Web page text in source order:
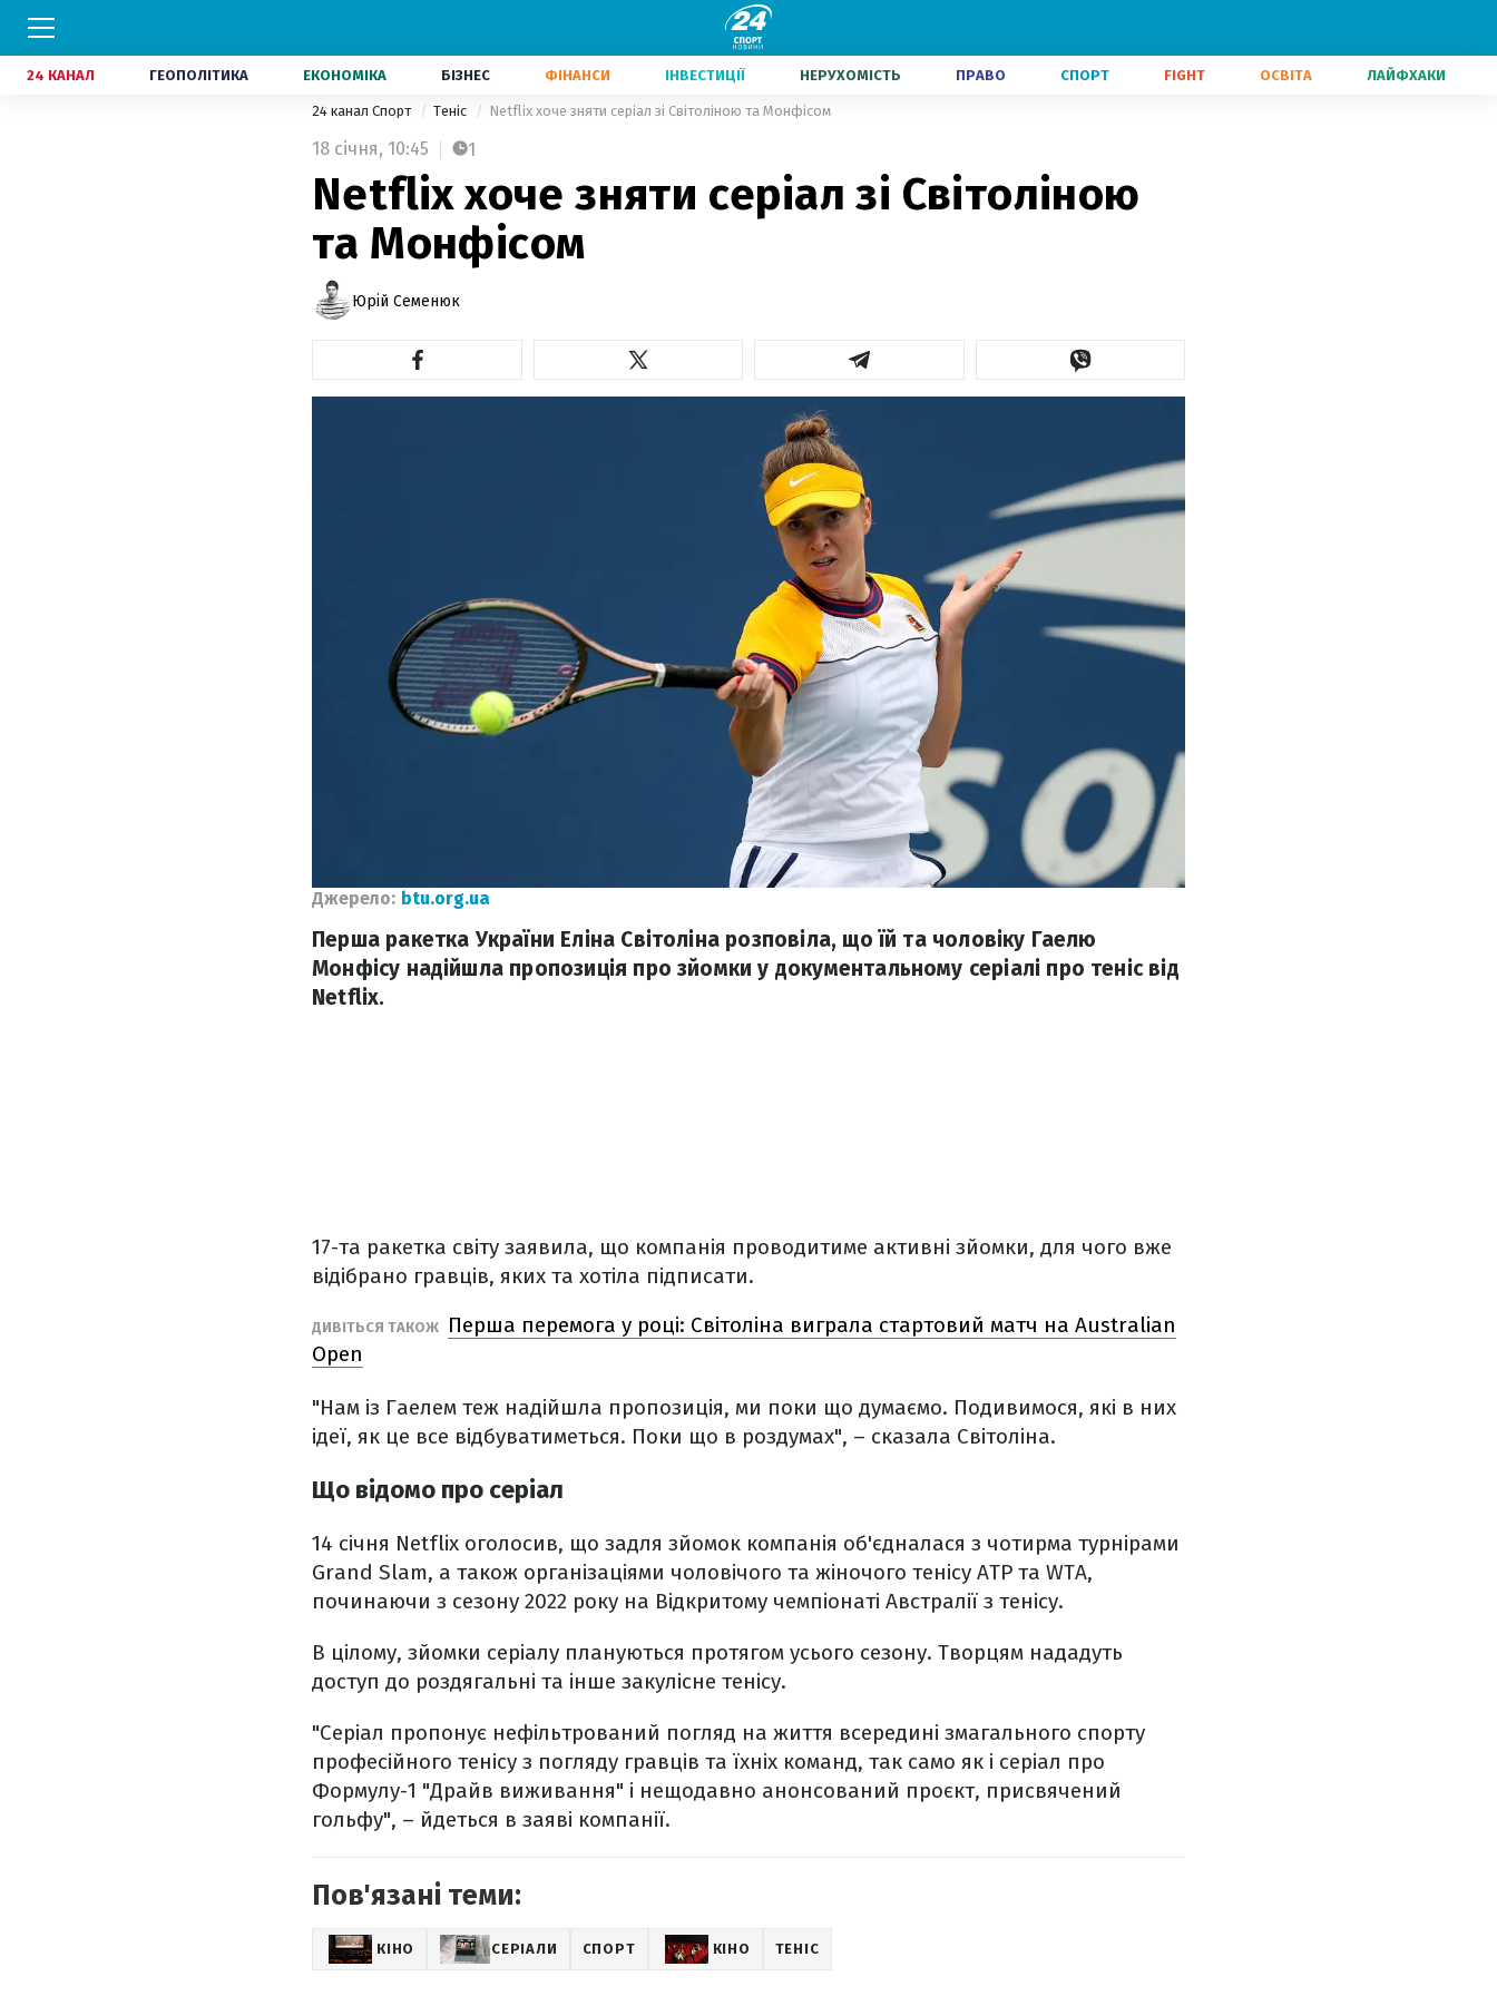
24 КАНАЛ ГЕОПОЛІТИКА ЕКОНОМІКА БІЗНЕС ФІНАНСИ ІНВЕСТИЦІЇ НЕРУХОМІСТЬ ПРАВО СПОРТ FIGHT ОСВІТА ЛАЙФХАКИ
24 канал Спорт Теніс Netflix хоче зняти серіал зі Світоліною та Монфісом
18 січня, 10:45 1
Netflix хоче зняти серіал зі Світоліною
та Монфісом
Юрій Семенюк
Джерело: btu.org.ua
Перша ракетка України Еліна Світоліна розповіла, що їй та чоловіку Гаелю
Монфісу надійшла пропозиція про зйомки у документальному серіалі про теніс від
Netflix.
17-та ракетка світу заявила, що компанія проводитиме активні зйомки, для чого вже
відібрано гравців, яких та хотіла підписати.
ДИВІТЬСЯ ТАКОЖ
Перша перемога у році: Світоліна виграла стартовий матч на Australian
Open
"Нам із Гаелем теж надійшла пропозиція, ми поки що думаємо. Подивимося, які в них
ідеї, як це все відбуватиметься. Поки що в роздумах", – сказала Світоліна.
Що відомо про серіал
14 січня Netflix оголосив, що задля зйомок компанія об'єдналася з чотирма турнірами
Grand Slam, а також організаціями чоловічого та жіночого тенісу ATP та WTA,
починаючи з сезону 2022 року на Відкритому чемпіонаті Австралії з тенісу.
В цілому, зйомки серіалу плануються протягом усього сезону. Творцям нададуть
доступ до роздягальні та інше закулісне тенісу.
"Серіал пропонує нефільтрований погляд на життя всередині змагального спорту
професійного тенісу з погляду гравців та їхніх команд, так само як і серіал про
Формулу-1 "Драйв виживання" і нещодавно анонсований проєкт, присвячений
гольфу", – йдеться в заяві компанії.
Пов'язані теми:
КІНО СЕРІАЛИ СПОРТ КІНО ТЕНІС